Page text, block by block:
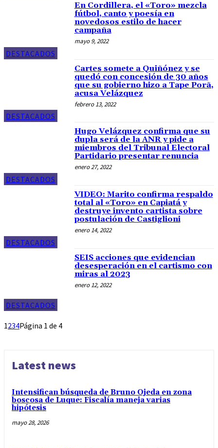
DESTACADOS
En Cordillera, el «Toro» mezcla
fútbol, canto y poesía en
novedosos estilo de hacer
campaña
mayo 9, 2022
DESTACADOS
Cartes somete a Quiñónez y se
quedó con concesión de 30 años
que su gobierno hizo a Tape Porã,
acusa Velázquez
febrero 13, 2022
DESTACADOS
Hugo Velázquez confirma que su
dupla será de la ANR y pide a
miembros del Tribunal Electoral
Partidario presentar renuncia
enero 27, 2022
DESTACADOS
VIDEO: Marito confirma respaldo
total al «Toro» en Capiatá y
destruye invento cartista sobre
postulación de Castiglioni
enero 14, 2022
DESTACADOS
SEIS acciones que evidencian
desesperación en el cartismo con
miras al 2023
enero 12, 2022
1234Página 1 de 4
Latest news
Intensifican búsqueda de Bruno Ojeda en zona
boscosa de Luque: Fiscalía maneja varias
hipótesis
mayo 28, 2026